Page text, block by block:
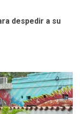
despedir a su